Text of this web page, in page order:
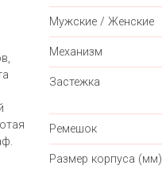
Мужские / Женские
Механизм
Застежка
Ремешок
Размер корпуса (мм)